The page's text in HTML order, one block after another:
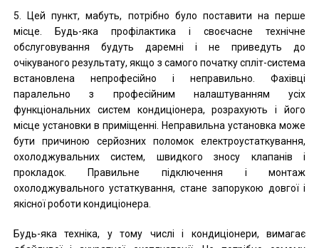
5. Цей пункт, мабуть, потрібно було поставити на перше
місце. Будь-яка профілактика і своєчасне технічне
обслуговування будуть даремні і не приведуть до
очікуваного результату, якщо з самого початку спліт-система
встановлена непрофесійно і неправильно. Фахівці
паралельно з професійним налаштуванням усіх
функціональних систем кондиціонера, розрахують і його
місце установки в приміщенні. Неправильна установка може
бути причиною серйозних поломок електроустаткування,
охолоджувальних систем, швидкого зносу клапанів і
прокладок. Правильне підключення і монтаж
охолоджувального устаткування, стане запорукою довгої і
якісної роботи кондиціонера.
Будь-яка техніка, у тому числі і кондиціонери, вимагає